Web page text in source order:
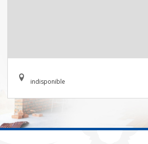
indisponible